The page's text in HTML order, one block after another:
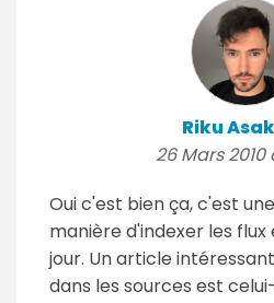
Riku
26 Mars 2010
Oui c'est bien ça, c'est
manière d'indexer les flux
jour. Un article
dans les sources est